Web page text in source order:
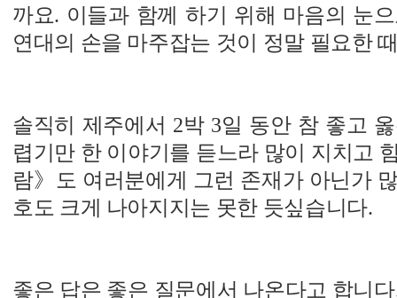
까요. 이들과 함께 하기 위해 마음의 눈
연대의 손을 마주잡는 것이 정말 필요한
솔직히 제주에서 2박 3일 동안 참 좋고
렵기만 한 이야기를 듣느라 많이 지치고
람》도 여러분에게 그런 존재가 아닌가
호도 크게 나아지지는 못한 듯싶습니다.
좋은 답은 좋은 질문에서 나온다고 합니